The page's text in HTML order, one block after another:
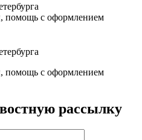
помощь с оформлением
помощь с оформлением
рассылку